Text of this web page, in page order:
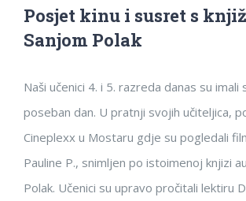
Posjet kinu i susret s
Sanjom Polak
Naši učenici 4. i 5. razreda danas su imali
poseban dan. U pratnji svojih učiteljica,
Cineplexx u Mostaru gdje su pogledali
Pauline P., snimljen po istoimenoj knjizi
Polak. Učenici su upravo pročitali lektiru